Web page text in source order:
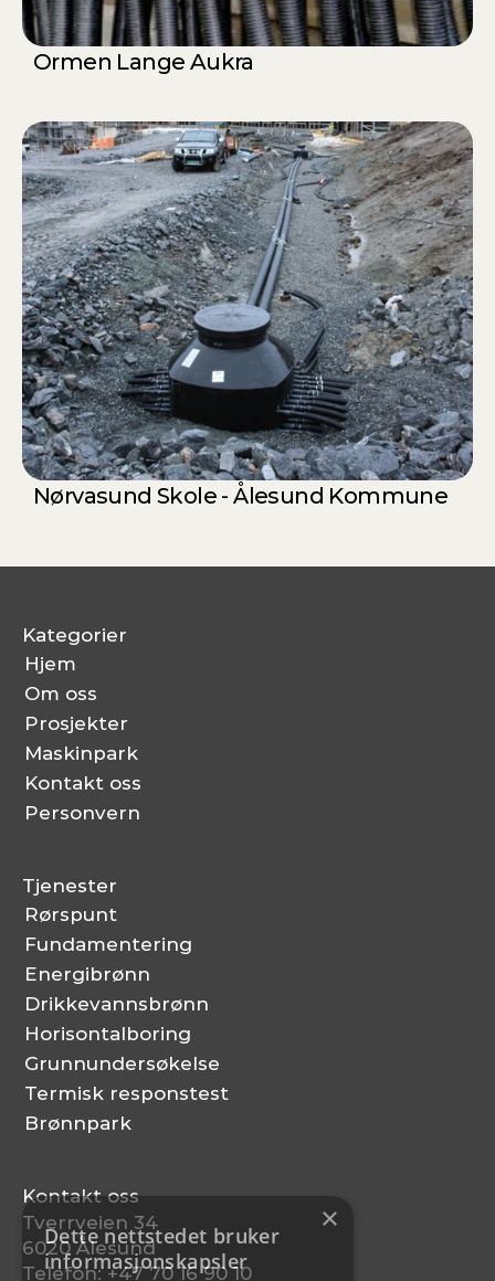
Ormen Lange Aukra
Nørvasund Skole - Ålesund Kommune
Kategorier
Hjem
Om oss
Prosjekter
Maskinpark
Kontakt oss
Personvern
Tjenester
Rørspunt
Fundamentering
Energibrønn
Drikkevannsbrønn
Horisontalboring
Grunnundersøkelse
Termisk responstest
Brønnpark
Kontakt oss
Tverrveien 34
6020 Ålesund
Telefon: +47 70 16 90 10
×
Dette nettstedet bruker
informasjonskapsler